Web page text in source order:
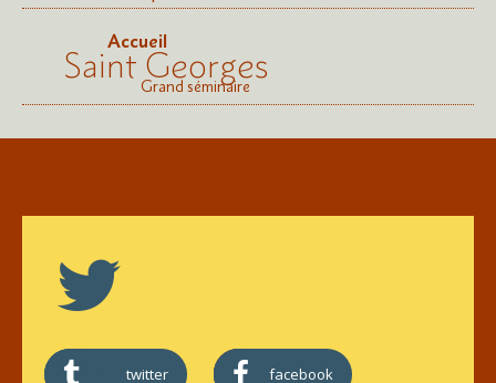
Accueil
Saint Georges
Grand séminaire
twitter facebook